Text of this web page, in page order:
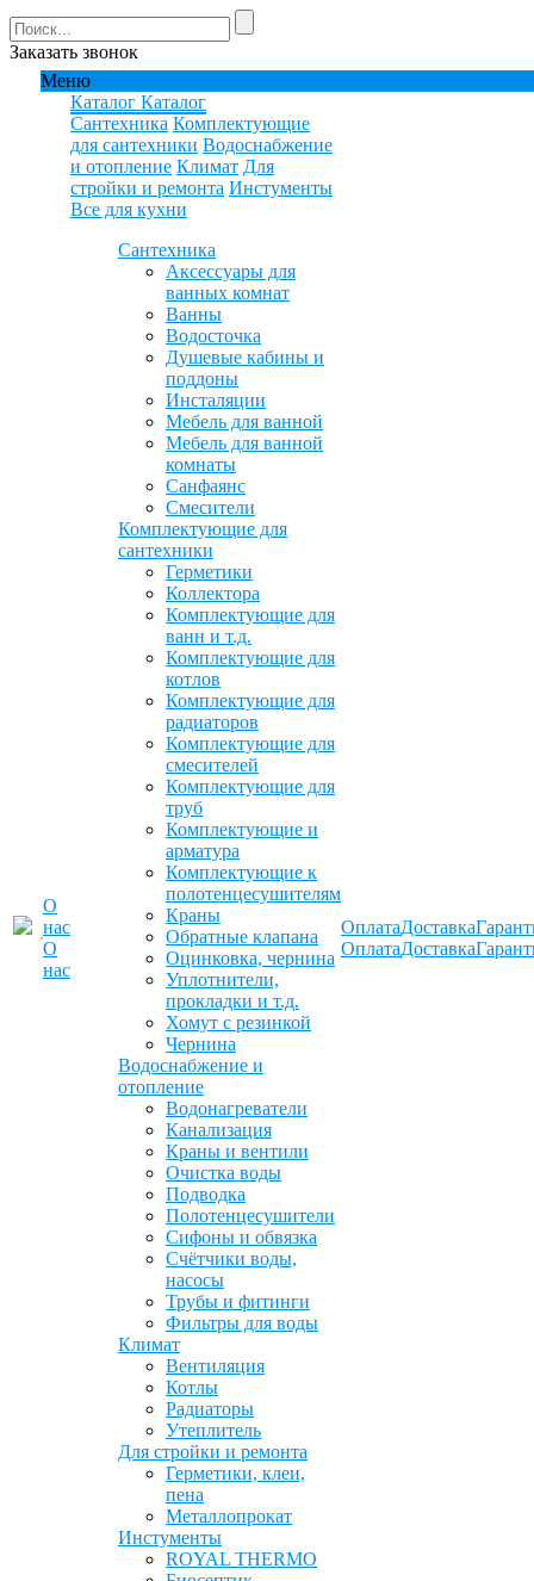
Заказать звонок
Меню
О
нас
О
нас
Каталог Каталог
Сантехника Комплектующие
для сантехники Водоснабжение
и отопление Климат Для
стройки и ремонта Инстументы
Все для кухни
Сантехника
Аксессуары для
ванных комнат
Ванны
Водосточка
Душевые кабины и
поддоны
Инсталяции
Мебель для ванной
Мебель для ванной
комнаты
Санфаянс
Смесители
Комплектующие для
сантехники
Герметики
Коллектора
Комплектующие для
ванн и т.д.
Комплектующие для
котлов
Комплектующие для
радиаторов
Комплектующие для
смесителей
Комплектующие для
труб
Комплектующие и
арматура
Комплектующие к
полотенцесушителям
Краны
Обратные клапана
Оцинковка, чернина
Уплотнители,
прокладки и т.д.
Хомут с резинкой
Чернина
Водоснабжение и
отопление
Водонагреватели
Канализация
Краны и вентили
Очистка воды
Подводка
Полотенцесушители
Сифоны и обвязка
Счётчики воды,
насосы
Трубы и фитинги
Фильтры для воды
Климат
Вентиляция
Котлы
Радиаторы
Утеплитель
Для стройки и ремонта
Герметики, клеи,
пена
Металлопрокат
Инстументы
ROYAL THERMO
Оплата
Оплата
Доставка
Доставка